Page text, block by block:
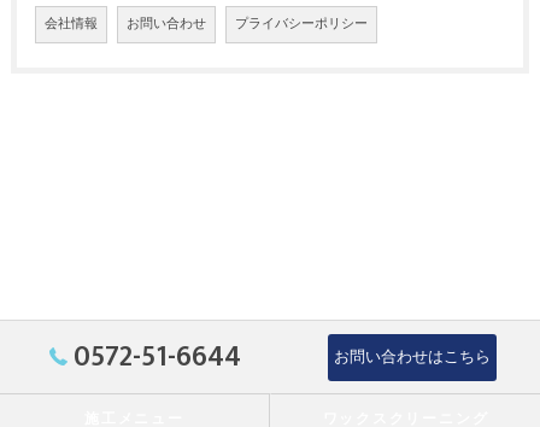
会社情報 お問い合わせ プライバシーポリシー
0572-51-6644 お問い合わせはこちら